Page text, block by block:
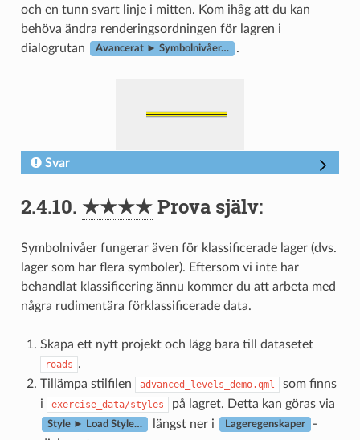
och en tunn svart linje i mitten. Kom ihåg att du kan
behöva ändra renderingsordningen för lagren i
dialogrutan
Avancerat ► Symbolnivåer… .
Svar
2.4.10. ★★★★Prova själv:
Symbolnivåer fungerar även för klassificerade lager (dvs.
lager som har flera symboler). Eftersom vi inte har
behandlat klassificering ännu kommer du att arbeta med
några rudimentära förklassificerade data.
Skapa ett nytt projekt och lägg bara till datasetet
roads .
Tillämpa stilfilen
advanced_levels_demo.qml
som finns
i
exercise_data/styles på lagret. Detta kan göras via
Style ► Load Style… längst ner i Lageregenskaper
-